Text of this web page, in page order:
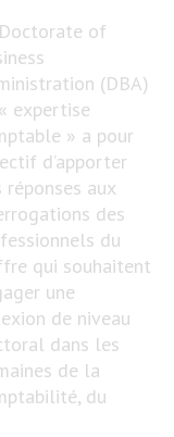
of
(DBA)
expertise
» a pour
d’apporter
réponses aux
des
du
qui souhaitent
une
de niveau
dans les
de la
du